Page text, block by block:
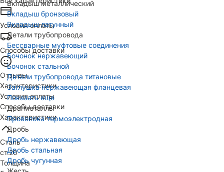
Вкладыш металлический
Вкладыш бронзовый
Вкладыш латунный
Детали трубопровода
Бессварные муфтовые соединения
Бочонок нержавеющий
Бочонок стальной
Детали трубопровода титановые
Заглушка нержавеющая фланцевая
Показать еще
Драгметаллы
Проволока термоэлектродная
Дробь
Дробь нержавеющая
Дробь стальная
Дробь чугунная
Условия оплаты
Способы доставки
Отзывы
Характеристики
Условия оплаты
Способы доставки
Характеристики
Сталь
ст.20
Толщина